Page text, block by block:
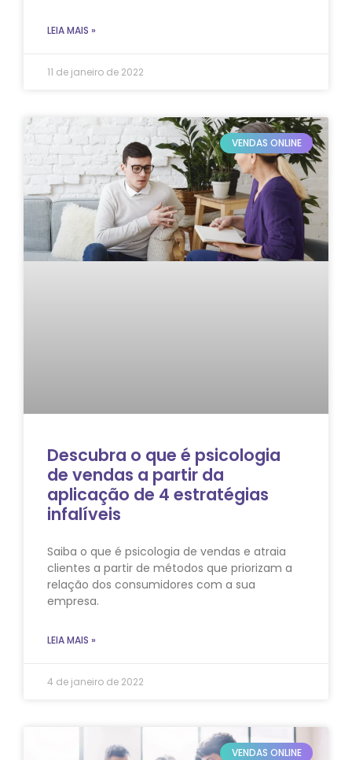
LEIA MAIS »
11 de janeiro de 2022
VENDAS ONLINE
Descubra o que é psicologia
de vendas a partir da
aplicação de 4 estratégias
infalíveis
Saiba o que é psicologia de vendas e atraia
clientes a partir de métodos que priorizam a
relação dos consumidores com a sua
empresa.
LEIA MAIS »
4 de janeiro de 2022
VENDAS ONLINE